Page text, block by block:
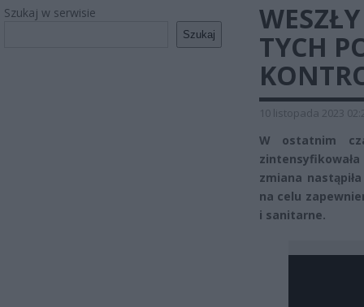
Szukaj w serwisie
Szukaj
TYCH
10 listopada 2023
W ostatnim
zmiana
na celu
i sanitarne.